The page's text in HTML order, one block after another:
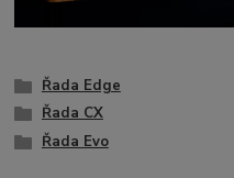
Řada Edge
Řada CX
Řada Evo